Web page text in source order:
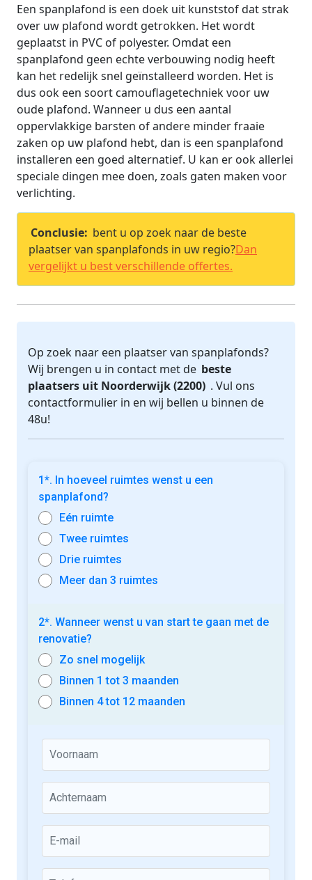
Een spanplafond is een doek uit kunststof dat strak
over uw plafond wordt getrokken. Het wordt
geplaatst in PVC of polyester. Omdat een
spanplafond geen echte verbouwing nodig heeft
kan het redelijk snel geïnstalleerd worden. Het is
dus ook een soort camouflagetechniek voor uw
oude plafond. Wanneer u dus een aantal
oppervlakkige barsten of andere minder fraaie
zaken op uw plafond hebt, dan is een spanplafond
installeren een goed alternatief. U kan er ook allerlei
speciale dingen mee doen, zoals gaten maken voor
verlichting.
Conclusie: bent u op zoek naar de beste
plaatser van spanplafonds in uw regio?Dan
vergelijkt u best verschillende offertes.
Op zoek naar een plaatser van spanplafonds?
Wij brengen u in contact met de beste
plaatsers uit Noorderwijk (2200) . Vul ons
contactformulier in en wij bellen u binnen de
48u!
1*. In hoeveel ruimtes wenst u een
spanplafond?
Eén ruimte
Twee ruimtes
Drie ruimtes
Meer dan 3 ruimtes
2*. Wanneer wenst u van start te gaan met de
renovatie?
Zo snel mogelijk
Binnen 1 tot 3 maanden
Binnen 4 tot 12 maanden